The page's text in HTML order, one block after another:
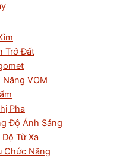
Trở Đất
VOM
Pha
Độ Ánh Sáng
Từ Xa
Chức Năng